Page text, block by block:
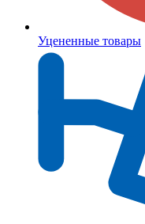
Уцененные товары